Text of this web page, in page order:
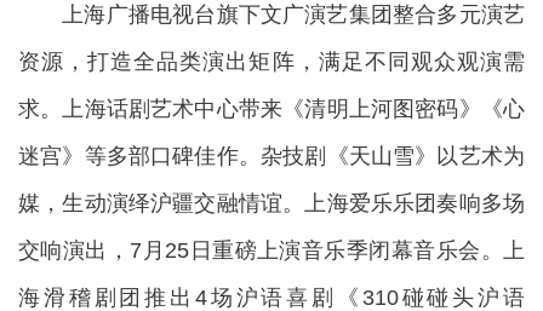
上海广播电视台旗下文广演艺集团整合多元演艺
资源，打造全品类演出矩阵，满足不同观众观演需
求。上海话剧艺术中心带来《清明上河图密码》《心
迷宫》等多部口碑佳作。杂技剧《天山雪》以艺术为
媒，生动演绎沪疆交融情谊。上海爱乐乐团奏响多场
交响演出，7月25日重磅上演音乐季闭幕音乐会。上
海滑稽剧团推出4场沪语喜剧《310碰碰头沪语